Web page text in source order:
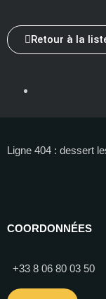
Retour à la
Ligne 404 : dessert
COORDONNÉES
+33 8 06 80 03 50